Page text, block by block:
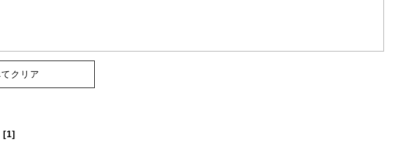
クリア
[1]